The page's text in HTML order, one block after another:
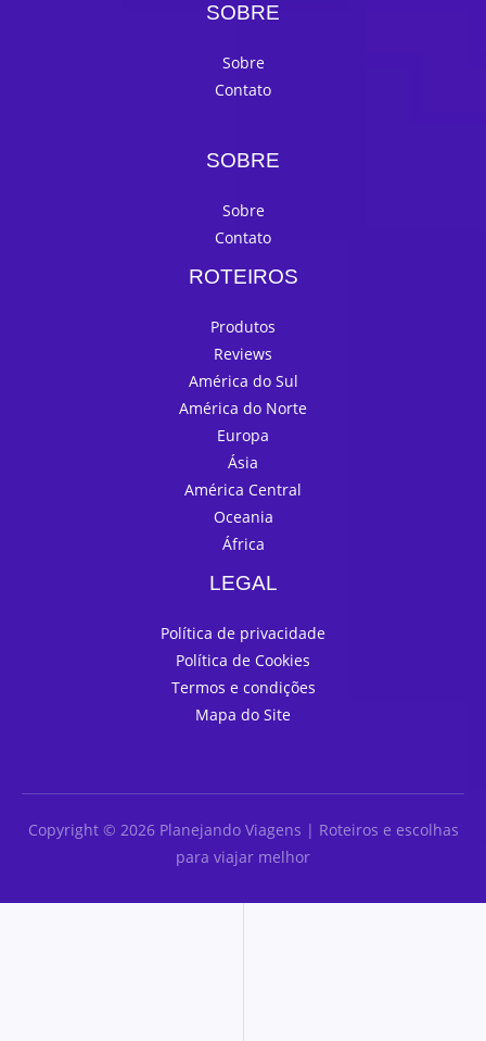
SOBRE
Sobre
Contato
SOBRE
Sobre
Contato
ROTEIROS
Produtos
Reviews
América do Sul
América do Norte
Europa
Ásia
América Central
Oceania
África
LEGAL
Política de privacidade
Política de Cookies
Termos e condições
Mapa do Site
Copyright © 2026 Planejando Viagens | Roteiros e escolhas
para viajar melhor